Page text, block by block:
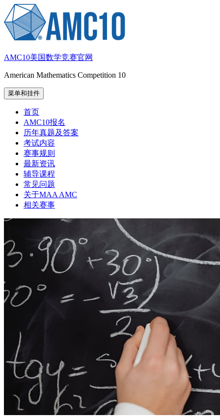
跳
至
内
AMC10美国数学竞赛官网
American Mathematics Competition 10
菜单和挂件
首页
AMC10报名
历年真题及答案
考试内容
赛事规则
最新资讯
辅导课程
常见问题
关于MAA AMC
相关赛事